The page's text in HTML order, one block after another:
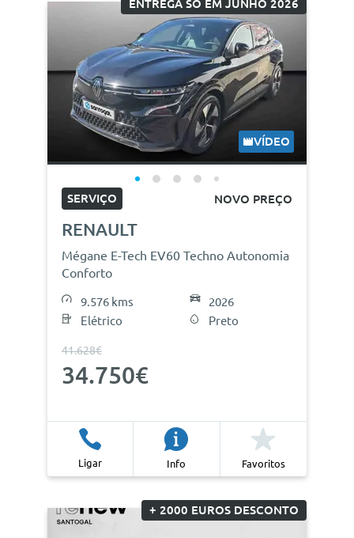
ENTREGA SÓ EM JUNHO 2026
VÍDEO
SERVIÇO NOVO PREÇO
RENAULT
Mégane E-Tech EV60 Techno Autonomia
Conforto
9.576 kms
Elétrico
2026
Preto
41.628€
34.750€
Ligar Info Favoritos
+ 2000 EUROS DESCONTO